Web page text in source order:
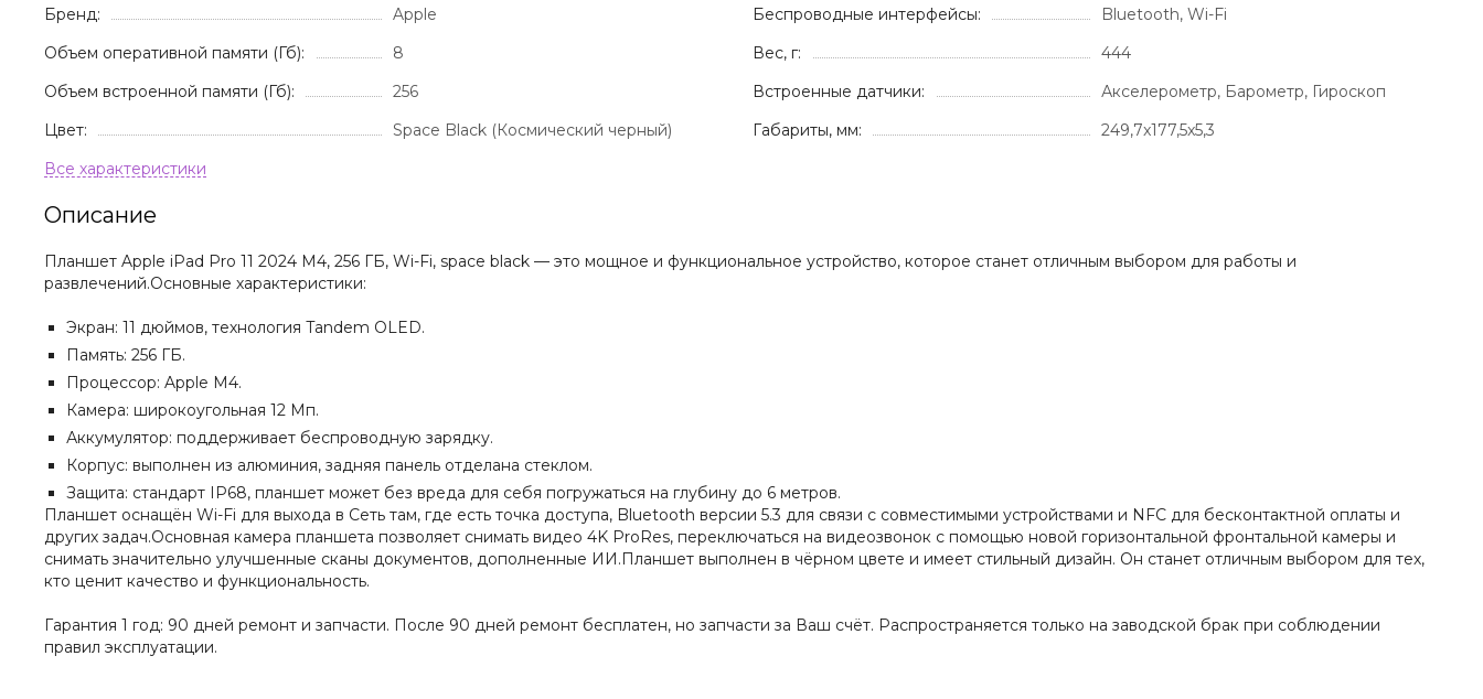
Бренд:
Apple
Объем оперативной памяти (Гб):
8
Объем встроенной памяти (Гб):
256
Цвет:
Space Black (Космический черный)
Беспроводные интерфейсы:
Bluetooth, Wi-Fi
Вес, г:
444
Встроенные датчики:
Акселерометр, Барометр, Гироскоп
Габариты, мм:
249,7x177,5x5,3
Описание
Планшет Apple iPad Pro 11 2024 M4, 256 ГБ, Wi-Fi, space black — это мощное и функциональное устройство, которое станет отличным выбором для работы и
развлечений.Основные характеристики:
Экран: 11 дюймов, технология Tandem OLED.
Память: 256 ГБ.
Процессор: Apple M4.
Камера: широкоугольная 12 Мп.
Аккумулятор: поддерживает беспроводную зарядку.
Корпус: выполнен из алюминия, задняя панель отделана стеклом.
Защита: стандарт IP68, планшет может без вреда для себя погружаться на глубину до 6 метров.
Планшет оснащён Wi-Fi для выхода в Сеть там, где есть точка доступа, Bluetooth версии 5.3 для связи с совместимыми устройствами и NFC для бесконтактной оплаты и
других задач.Основная камера планшета позволяет снимать видео 4K ProRes, переключаться на видеозвонок с помощью новой горизонтальной фронтальной камеры и
снимать значительно улучшенные сканы документов, дополненные ИИ.Планшет выполнен в чёрном цвете и имеет стильный дизайн. Он станет отличным выбором для тех,
кто ценит качество и функциональность.
Гарантия 1 год: 90 дней ремонт и запчасти. После 90 дней ремонт бесплатен, но запчасти за Ваш счёт. Распространяется только на заводской брак при соблюдении
правил эксплуатации.